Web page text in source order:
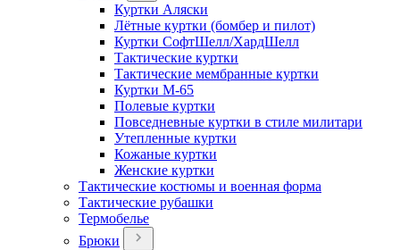
Куртки Аляски
Лётные куртки (бомбер и пилот)
Куртки СофтШелл/ХардШелл
Тактические куртки
Тактические мембранные куртки
Куртки М-65
Полевые куртки
Повседневные куртки в стиле милитари
Утепленные куртки
Кожаные куртки
Женские куртки
Тактические костюмы и военная форма
Тактические рубашки
Термобелье
Брюки